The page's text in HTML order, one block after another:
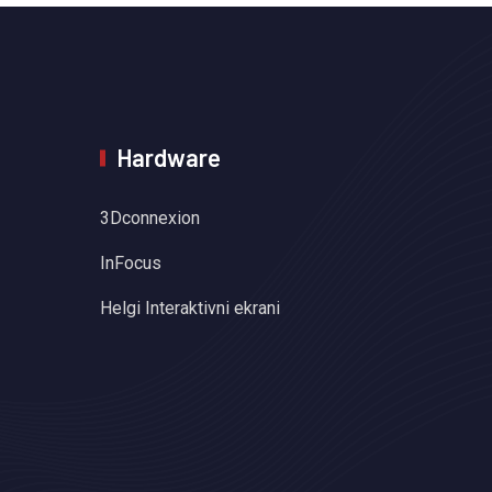
Hardware
3Dconnexion
InFocus
Helgi Interaktivni ekrani